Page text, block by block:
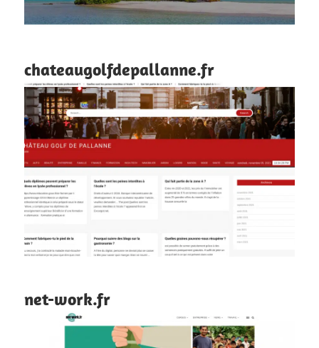
chateaugolfdepallanne.fr
net-work.fr